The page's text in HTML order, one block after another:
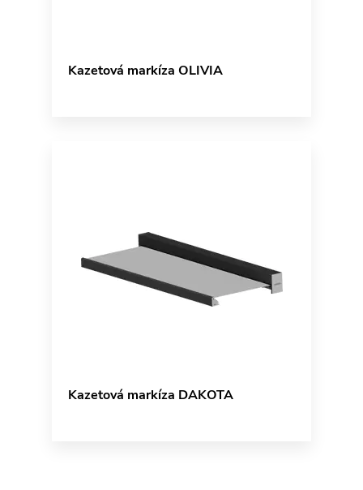
Kazetová markíza OLIVIA
Kazetová markíza DAKOTA